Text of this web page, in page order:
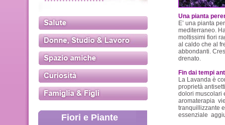
Fiori e Piante
Una pianta
E’ una pianta
mediterraneo.
moltissimi fiori
al caldo che al
abbondanti.
drenato.
Fin dai tempi
La Lavanda è
proprietà
dolori muscolari
aromaterapia
tranquillizzante
essenziale